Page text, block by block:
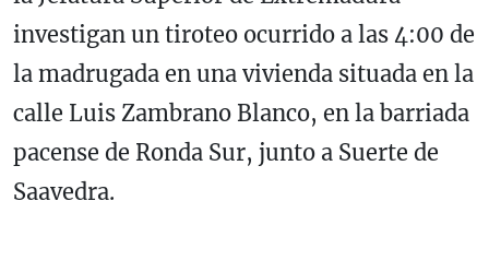
investigan un tiroteo ocurrido a las 4:00 de
la madrugada en una vivienda situada en la
calle Luis Zambrano Blanco, en la barriada
pacense de Ronda Sur, junto a Suerte de
Saavedra.